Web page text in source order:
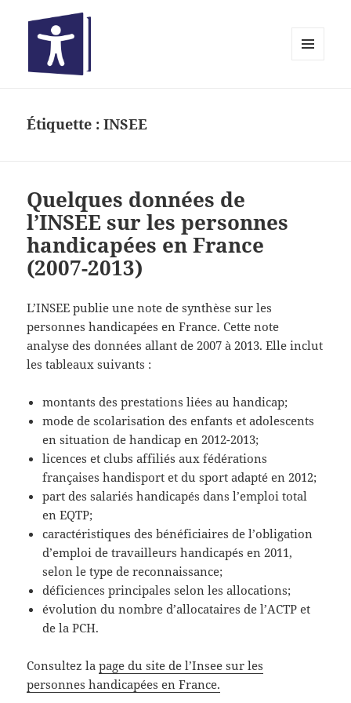
Étiquette :INSEE
Quelques données de
l’INSEE sur les personnes
handicapées en France
(2007-2013)
L’INSEE publie une note de synthèse sur les
personnes handicapées en France. Cette note
analyse des données allant de 2007 à 2013. Elle inclut
les tableaux suivants :
montants des prestations liées au handicap;
mode de scolarisation des enfants et adolescents
en situation de handicap en 2012-2013;
licences et clubs affiliés aux fédérations
françaises handisport et du sport adapté en 2012;
part des salariés handicapés dans l’emploi total
en EQTP;
caractéristiques des bénéficiaires de l’obligation
d’emploi de travailleurs handicapés en 2011,
selon le type de reconnaissance;
déficiences principales selon les allocations;
évolution du nombre d’allocataires de l’ACTP et
de la PCH.
Consultez lapage du site de l’Insee sur les
personnes handicapées en France.